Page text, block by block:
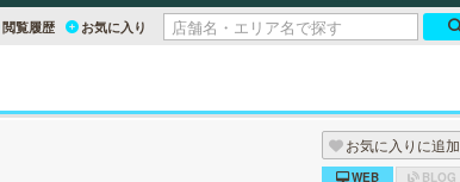
閲覧履歴 お気に入り
お気に入りに追加
WEB BLOG